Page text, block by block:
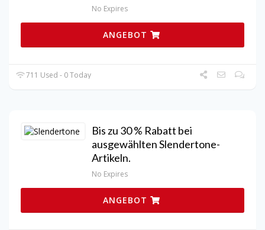
No Expires
ANGEBOT
711 Used - 0 Today
Bis zu 30 % Rabatt bei
ausgewählten Slendertone-
Artikeln.
No Expires
ANGEBOT